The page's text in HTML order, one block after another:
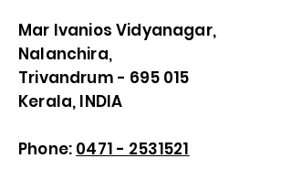
Mar Ivanios Vidyanagar,
Nalanchira,
Trivandrum - 695 015
Kerala, INDIA
Phone: 0471 - 2531521